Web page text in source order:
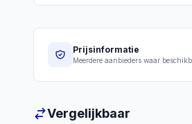
Prijsinformatie
Meerdere aanbieders waar
Vergelijkbaar